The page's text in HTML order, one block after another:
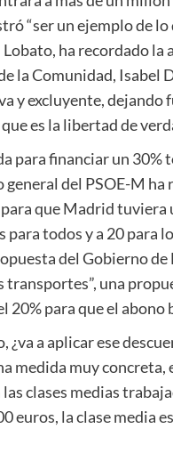
“ser un ejemplo de lo
ha recordado la
la Comunidad, Isabel
y excluyente, dejando
es la libertad de
para financiar un
del PSOE-M
que Madrid
todos y a 20 para
del Gobierno
una
para que el abono
¿va a aplicar ese
medida muy
clases medias
euros, la clase media